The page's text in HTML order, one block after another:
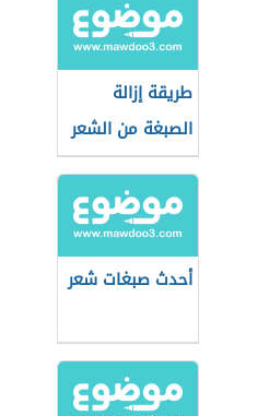
طريقة إزالة
الصبغة من الشعر
أحدث صبغات شعر